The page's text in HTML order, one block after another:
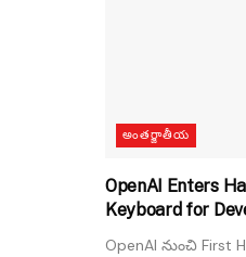
అంతర్జాతీయ
OpenAI Enters
Keyboard for
OpenAI నుంచి First